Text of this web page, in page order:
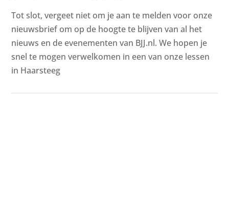
Tot slot, vergeet niet om je aan te melden voor onze
nieuwsbrief om op de hoogte te blijven van al het
nieuws en de evenementen van BJJ.nl. We hopen je
snel te mogen verwelkomen in een van onze lessen
in Haarsteeg